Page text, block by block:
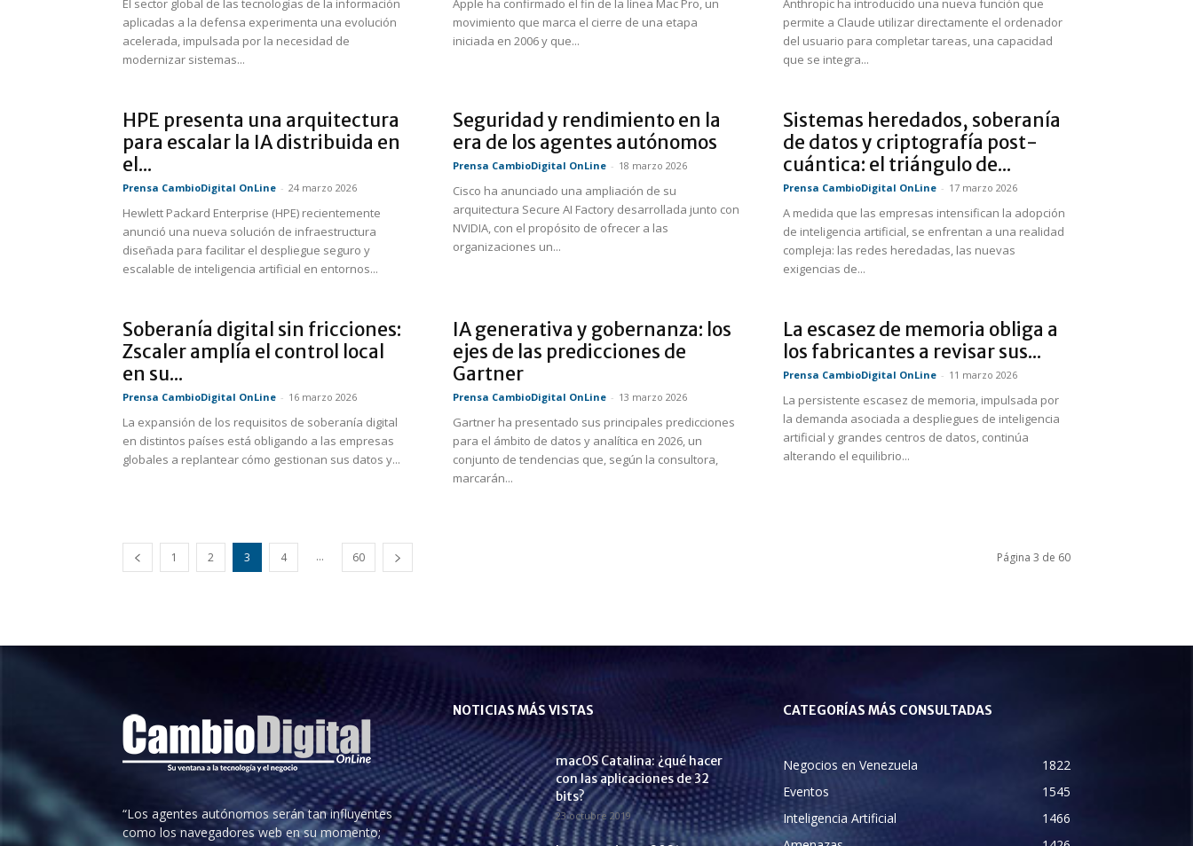
El sector global de las tecnologías de la información
aplicadas a la defensa experimenta una evolución
acelerada, impulsada por la necesidad de
modernizar sistemas...
Apple ha confirmado el fin de la línea Mac Pro, un
movimiento que marca el cierre de una etapa
iniciada en 2006 y que...
Anthropic ha introducido una nueva función que
permite a Claude utilizar directamente el ordenador
del usuario para completar tareas, una capacidad
que se integra...
HPE presenta una arquitectura
para escalar la IA distribuida en
el...
Prensa CambioDigital OnLine - 24 marzo 2026
Hewlett Packard Enterprise (HPE) recientemente
anunció una nueva solución de infraestructura
diseñada para facilitar el despliegue seguro y
escalable de inteligencia artificial en entornos...
Seguridad y rendimiento en la
era de los agentes autónomos
Prensa CambioDigital OnLine - 18 marzo 2026
Cisco ha anunciado una ampliación de su
arquitectura Secure AI Factory desarrollada junto con
NVIDIA, con el propósito de ofrecer a las
organizaciones un...
Sistemas heredados, soberanía
de datos y criptografía post-
cuántica: el triángulo de...
Prensa CambioDigital OnLine - 17 marzo 2026
A medida que las empresas intensifican la adopción
de inteligencia artificial, se enfrentan a una realidad
compleja: las redes heredadas, las nuevas
exigencias de...
Soberanía digital sin fricciones:
Zscaler amplía el control local
en su...
Prensa CambioDigital OnLine - 16 marzo 2026
La expansión de los requisitos de soberanía digital
en distintos países está obligando a las empresas
globales a replantear cómo gestionan sus datos y...
IA generativa y gobernanza: los
ejes de las predicciones de
Gartner
Prensa CambioDigital OnLine - 13 marzo 2026
Gartner ha presentado sus principales predicciones
para el ámbito de datos y analítica en 2026, un
conjunto de tendencias que, según la consultora,
marcarán...
La escasez de memoria obliga a
los fabricantes a revisar sus...
Prensa CambioDigital OnLine - 11 marzo 2026
La persistente escasez de memoria, impulsada por
la demanda asociada a despliegues de inteligencia
artificial y grandes centros de datos, continúa
alterando el equilibrio...
1 2 3 4 ... 60 Página 3 de 60
“Los agentes autónomos serán tan influyentes
como los navegadores web en su momento;
NOTICIAS MÁS VISTAS
macOS Catalina: ¿qué hacer
con las aplicaciones de 32
bits?
23 octubre 2019
CATEGORÍAS MÁS CONSULTADAS
Negocios en Venezuela
1822
Eventos
1545
Inteligencia Artificial
1466